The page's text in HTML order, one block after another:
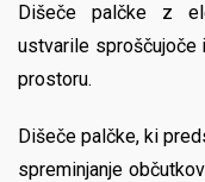
Dišeče palčke z
ustvarile sproščujoče
prostoru.
Dišeče palčke, ki
spreminjanje